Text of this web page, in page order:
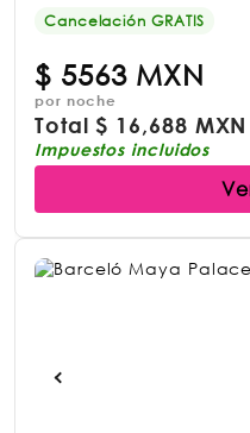
Cancelación GRATIS
$ 5563 MXN
por noche
Total$ 16,688 MXN
Impuestos incluidos